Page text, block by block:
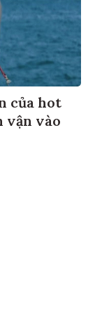
của hot
vận vào